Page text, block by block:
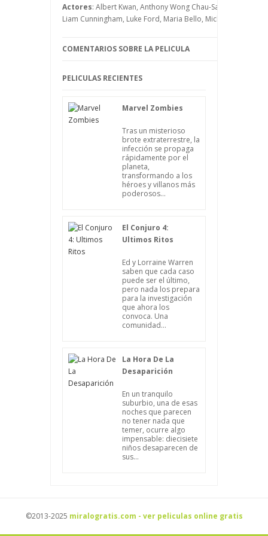
de dominación de toda una zona del
mundo.
Actores: Albert Kwan, Anthony Wong Chau-Sang, Brendan
Liam Cunningham, Luke Ford, Maria Bello, Michelle Yeoh,
COMENTARIOS SOBRE LA PELICULA
PELICULAS RECIENTES
Marvel Zombies
Tras un misterioso
brote extraterrestre, la
infección se propaga
rápidamente por el
planeta,
transformando a los
héroes y villanos más
poderosos...
El Conjuro 4:
Ultimos Ritos
Ed y Lorraine Warren
saben que cada caso
puede ser el último,
pero nada los prepara
para la investigación
que ahora los
convoca. Una
comunidad...
La Hora De La
Desaparición
En un tranquilo
suburbio, una de esas
noches que parecen
no tener nada que
temer, ocurre algo
impensable: diecisiete
niños desaparecen de
sus...
©2013-2025 miralogratis.com - ver peliculas online gratis